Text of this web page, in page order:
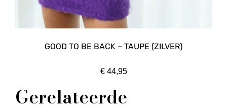
GOOD TO BE BACK – TAUPE (ZILVER)
€44,95
Gerelateerde